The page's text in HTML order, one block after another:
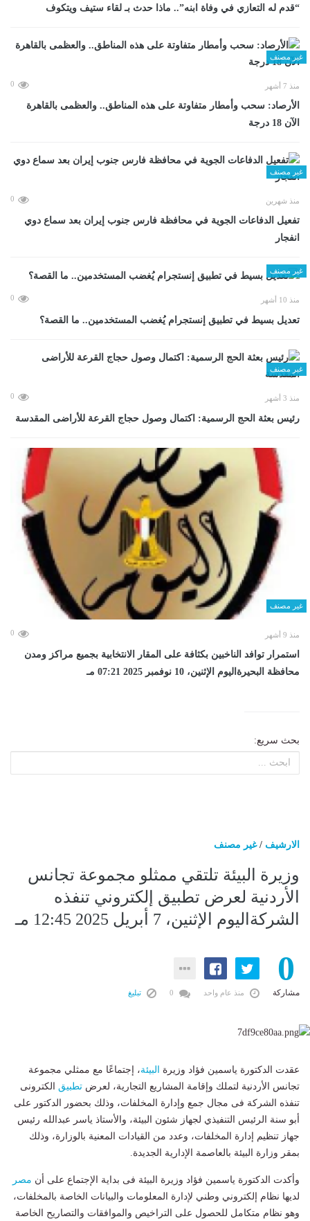
“قدم له التعازي في وفاة ابنه”.. ماذا حدث بـ لقاء ستيف ويتكوف
غير مصنف
منذ 7 أشهر 0
الأرصاد: سحب وأمطار متفاوتة على هذه المناطق.. والعظمى بالقاهرة
الآن 18 درجة
غير مصنف
منذ شهرين 0
تفعيل الدفاعات الجوية في محافظة فارس جنوب إيران بعد سماع دوي
انفجار
غير مصنف
منذ 10 أشهر 0
تعديل بسيط في تطبيق إنستجرام يُغضب المستخدمين.. ما القصة؟
غير مصنف
منذ 3 أشهر 0
رئيس بعثة الحج الرسمية: اكتمال وصول حجاج القرعة للأراضى المقدسة
غير مصنف
منذ 9 أشهر 0
استمرار توافد الناخبين بكثافة على المقار الانتخابية بجميع مراكز ومدن
محافظة البحيرةاليوم الإثنين، 10 نوفمبر 2025 07:21 مـ
بحث سريع:
الارشيف /غير مصنف
وزيرة البيئة تلتقي ممثلو مجموعة تجانس
الأردنية لعرض تطبيق إلكتروني تنفذه
الشركةاليوم الإثنين، 7 أبريل 2025 12:45 مـ
0
مشاركة منذ عام واحد تبليغ
عقدت الدكتورة ياسمين فؤاد وزيرة البيئة، إجتماعًا مع ممثلي مجموعة
تجانس الأردنية لتملك وإقامة المشاريع التجارية، لعرض تطبيق الكترونى
تنفذه الشركة فى مجال جمع وإدارة المخلفات، وذلك بحضور الدكتور على
أبو سنة الرئيس التنفيذي لجهاز شئون البيئة، والأستاذ ياسر عبدالله رئيس
جهاز تنظيم إدارة المخلفات، وعدد من القيادات المعنية بالوزارة، وذلك
بمقر وزارة البيئة بالعاصمة الإدارية الجديدة.
وأكدت الدكتورة ياسمين فؤاد وزيرة البيئة فى بداية الإجتماع على أن مصر
لديها نظام إلكتروني وطني لإدارة المعلومات والبيانات الخاصة بالمخلفات،
وهو نظام متكامل للحصول على التراخيص والموافقات والتصاريح الخاصة